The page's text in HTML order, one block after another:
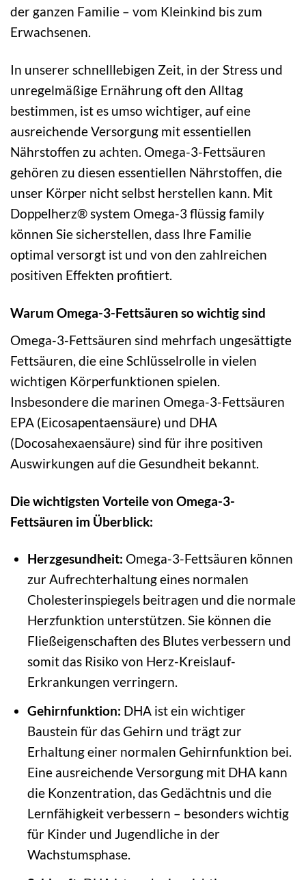
der ganzen Familie – vom Kleinkind bis zum
Erwachsenen.
In unserer schnelllebigen Zeit, in der Stress und
unregelmäßige Ernährung oft den Alltag
bestimmen, ist es umso wichtiger, auf eine
ausreichende Versorgung mit essentiellen
Nährstoffen zu achten. Omega-3-Fettsäuren
gehören zu diesen essentiellen Nährstoffen, die
unser Körper nicht selbst herstellen kann. Mit
Doppelherz® system Omega-3 flüssig family
können Sie sicherstellen, dass Ihre Familie
optimal versorgt ist und von den zahlreichen
positiven Effekten profitiert.
Warum Omega-3-Fettsäuren so wichtig sind
Omega-3-Fettsäuren sind mehrfach ungesättigte
Fettsäuren, die eine Schlüsselrolle in vielen
wichtigen Körperfunktionen spielen.
Insbesondere die marinen Omega-3-Fettsäuren
EPA (Eicosapentaensäure) und DHA
(Docosahexaensäure) sind für ihre positiven
Auswirkungen auf die Gesundheit bekannt.
Die wichtigsten Vorteile von Omega-3-
Fettsäuren im Überblick:
Herzgesundheit: Omega-3-Fettsäuren können
zur Aufrechterhaltung eines normalen
Cholesterinspiegels beitragen und die normale
Herzfunktion unterstützen. Sie können die
Fließeigenschaften des Blutes verbessern und
somit das Risiko von Herz-Kreislauf-
Erkrankungen verringern.
Gehirnfunktion: DHA ist ein wichtiger
Baustein für das Gehirn und trägt zur
Erhaltung einer normalen Gehirnfunktion bei.
Eine ausreichende Versorgung mit DHA kann
die Konzentration, das Gedächtnis und die
Lernfähigkeit verbessern – besonders wichtig
für Kinder und Jugendliche in der
Wachstumsphase.